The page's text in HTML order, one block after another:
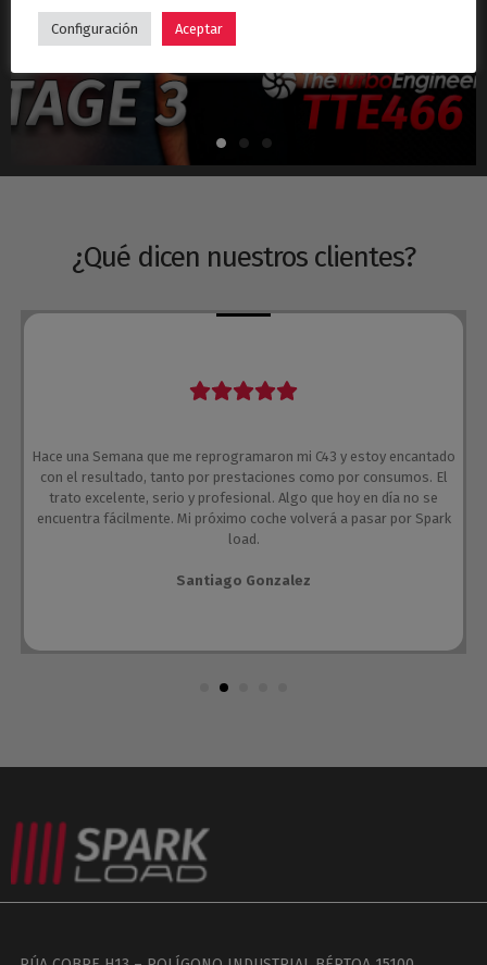
Hyundai i30N Stage 3 – Turbo TTE466
¿Qué dicen nuestros clientes?
Hace una Semana que me reprogramaron mi C43 y estoy encantado
con el resultado, tanto por prestaciones como por consumos. El
trato excelente, serio y profesional. Algo que hoy en día no se
encuentra fácilmente. Mi próximo coche volverá a pasar por Spark
load.
Santiago Gonzalez
Configuración Aceptar